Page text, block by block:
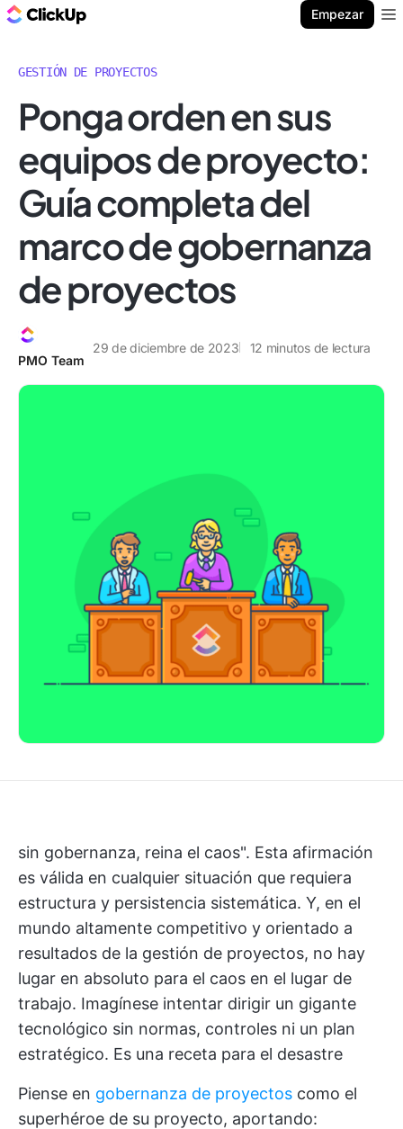
Empezar
GESTIÓN DE PROYECTOS
Ponga orden en sus
equipos de proyecto:
Guía completa del
marco de gobernanza
de proyectos
PMO Team
29 de diciembre de 2023 12 minutos de lectura
sin gobernanza, reina el caos". Esta afirmación
es válida en cualquier situación que requiera
estructura y persistencia sistemática. Y, en el
mundo altamente competitivo y orientado a
resultados de la gestión de proyectos, no hay
lugar en absoluto para el caos en el lugar de
trabajo. Imagínese intentar dirigir un gigante
tecnológico sin normas, controles ni un plan
estratégico. Es una receta para el desastre
Piense en gobernanza de proyectos como el
superhéroe de su proyecto, aportando: